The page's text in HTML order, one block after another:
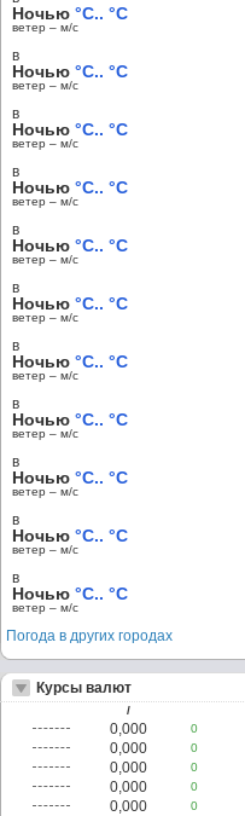
Ночью °C.. °C
ветер – м/c
в
Ночью °C.. °C
ветер – м/c
в
Ночью °C.. °C
ветер – м/c
в
Ночью °C.. °C
ветер – м/c
в
Ночью °C.. °C
ветер – м/c
в
Ночью °C.. °C
ветер – м/c
в
Ночью °C.. °C
ветер – м/c
в
Ночью °C.. °C
ветер – м/c
в
Ночью °C.. °C
ветер – м/c
в
Ночью °C.. °C
ветер – м/c
в
Ночью °C.. °C
ветер – м/c
Погода в других городах
Курсы валют
/
0,000 0
0,000
0
0,000
0
0,000
0
0,000
0